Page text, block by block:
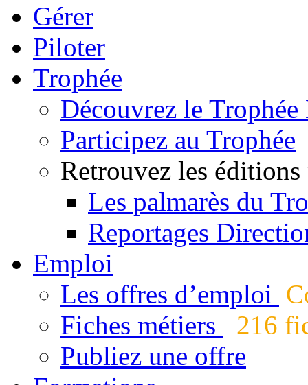
Gérer
Piloter
Trophée
Découvrez le
Participez au Trophée
Retrouvez les éditions
Les palmarès du
Reportages
Emploi
Les offres d’emploi
Fiches métiers
216
Publiez une offre